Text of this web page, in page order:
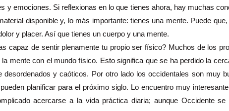
y emociones. Si reflexionas en lo que tienes ahora, hay muchas
disponible y, lo más importante: tienes una mente. Puede
y placer. Así que tienes un cuerpo y una mente.
capaz de sentir plenamente tu propio ser físico? Muchos de los
mente con el mundo físico. Esto significa que se ha perdido la
desordenados y caóticos. Por otro lado los occidentales son muy
planificar para el próximo siglo. Lo encuentro muy
acercarse a la vida práctica diaria; aunque Occidente se